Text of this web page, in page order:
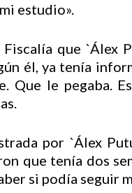
estudio».
que `Álex
él, ya tenía
Que le pegaba.
por `Álex
que tenía dos
si podía seguir